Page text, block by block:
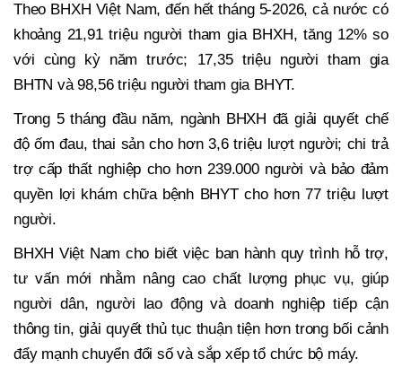
Theo BHXH Việt Nam, đến hết tháng 5-2026, cả nước có
khoảng 21,91 triệu người tham gia BHXH, tăng 12% so
với cùng kỳ năm trước; 17,35 triệu người tham gia
BHTN và 98,56 triệu người tham gia BHYT.
Trong 5 tháng đầu năm, ngành BHXH đã giải quyết chế
độ ốm đau, thai sản cho hơn 3,6 triệu lượt người; chi trả
trợ cấp thất nghiệp cho hơn 239.000 người và bảo đảm
quyền lợi khám chữa bệnh BHYT cho hơn 77 triệu lượt
người.
BHXH Việt Nam cho biết việc ban hành quy trình hỗ trợ,
tư vấn mới nhằm nâng cao chất lượng phục vụ, giúp
người dân, người lao động và doanh nghiệp tiếp cận
thông tin, giải quyết thủ tục thuận tiện hơn trong bối cảnh
đẩy mạnh chuyển đổi số và sắp xếp tổ chức bộ máy.